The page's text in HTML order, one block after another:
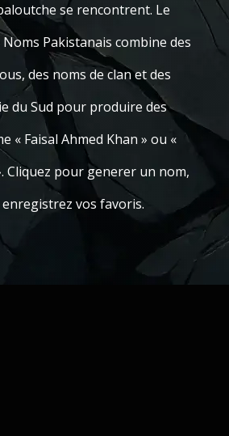
se rencontrent. Le
Pakistanais combine des
des noms de clan et des
du Sud pour produire des
« Faisal Ahmed Khan » ou «
Cliquez pour generer un nom,
vos favoris.